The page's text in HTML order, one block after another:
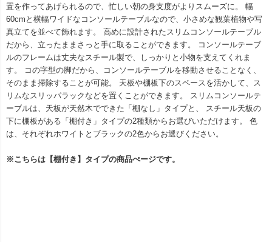
置を作ってあげられるので、忙しい朝の身支度がよりスムーズに。 幅
60cmと横幅ワイドなコンソールテーブルなので、小さめな観葉植物や写
真立てを並べて飾れます。 高めに設計されたスリムコンソールテーブル
だから、立ったままさっと手に取ることができます。 コンソールテーブ
ルのフレームは丈夫なスチール製で、しっかりと小物を支えてくれま
す。 コの字型の脚だから、コンソールテーブルを移動させることなく、
そのまま掃除することが可能。 天板や棚板下のスペースを活かして、ス
リムなスリッパラックなどを置くことができます。 スリムコンソールテ
ーブルは、天板が天然木でできた「棚なし」タイプと、 スチール天板の
下に棚板がある「棚付き」タイプの2種類からお選びいただけます。 色
は、それぞれホワイトとブラックの2色からお選びください。
※こちらは【棚付き】タイプの商品ぺージです。